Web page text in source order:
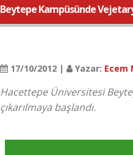
Beytepe Kampüsünde
17/10/2012 | Yazar: Ecem
Hacettepe Üniversitesi
çıkarılmaya başlandı.